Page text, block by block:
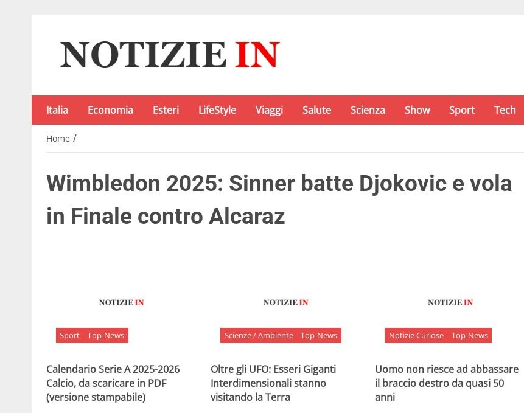
Italia Economia Esteri LifeStyle Viaggi Salute Scienza Show Sport Tech
Home /
Wimbledon 2025: Sinner batte Djokovic e vola
in Finale contro Alcaraz
Sport Top-News
Calendario Serie A 2025-2026
Calcio, da scaricare in PDF
(versione stampabile)
Scienze / Ambiente Top-News
Oltre gli UFO: Esseri Giganti
Interdimensionali stanno
visitando la Terra
Notizie Curiose Top-News
Uomo non riesce ad abbassare
il braccio destro da quasi 50
anni